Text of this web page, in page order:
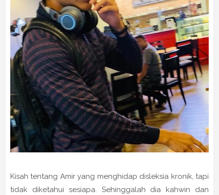
Kisah tentang Amir yang menghidap disleksia kronik, tapi
tidak diketahui sesiapa. Sehinggalah dia kahwin dan